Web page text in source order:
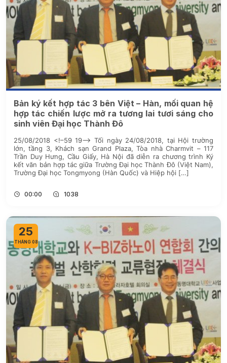
Bản ký kết hợp tác 3 bên Việt – Hàn, mối quan hệ
hợp tác chiến lược mở ra tương lai tươi sáng cho
sinh viên Đại học Thành Đô
25/08/2018 <!–59 19–> Tối ngày 24/08/2018, tại Hội trường
lớn, tầng 3, Khách sạn Grand Plaza, Tòa nhà Charmvit – 117
Trần Duy Hưng, Cầu Giấy, Hà Nội đã diễn ra chương trình Ký
kết văn bản hợp tác giữa Trường Đại học Thành Đô (Việt Nam),
Trường Đại học Tongmyong (Hàn Quốc) và Hiệp hội […]
00:00 1038
25
THÁNG 08